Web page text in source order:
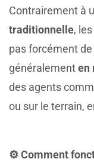
Contrairement à
traditionnelle, les
pas forcément
généralementen
des agents
ou sur le terrain,
⚙️ Comment